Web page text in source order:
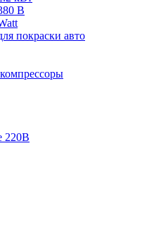
В
покраски авто
220В